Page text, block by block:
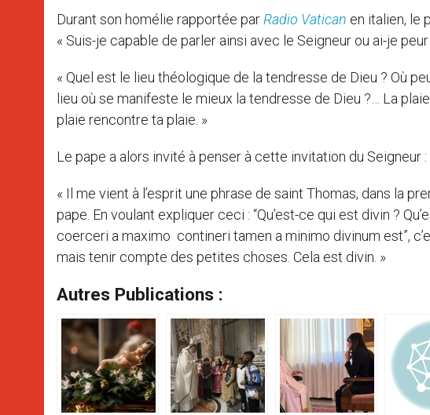
Durant son homélie rapportée parRadio Vatican en italien, le
« Suis-je capable de parler ainsi avec le Seigneur ou ai-je
« Quel est le lieu théologique de la tendresse de Dieu ? Où
lieu où se manifeste le mieux la tendresse de Dieu ?… La
plaie rencontre ta plaie. »
Le pape a alors invité à penser à cette invitation du Seigneur
« Il me vient à l’esprit une phrase de saint Thomas, dans la
pape. En voulant expliquer ceci : “Qu’est-ce qui est divin ?
coerceri a maximo contineri tamen a minimo divinum est”,
mais tenir compte des petites choses. Cela est divin. »
Autres Publications :